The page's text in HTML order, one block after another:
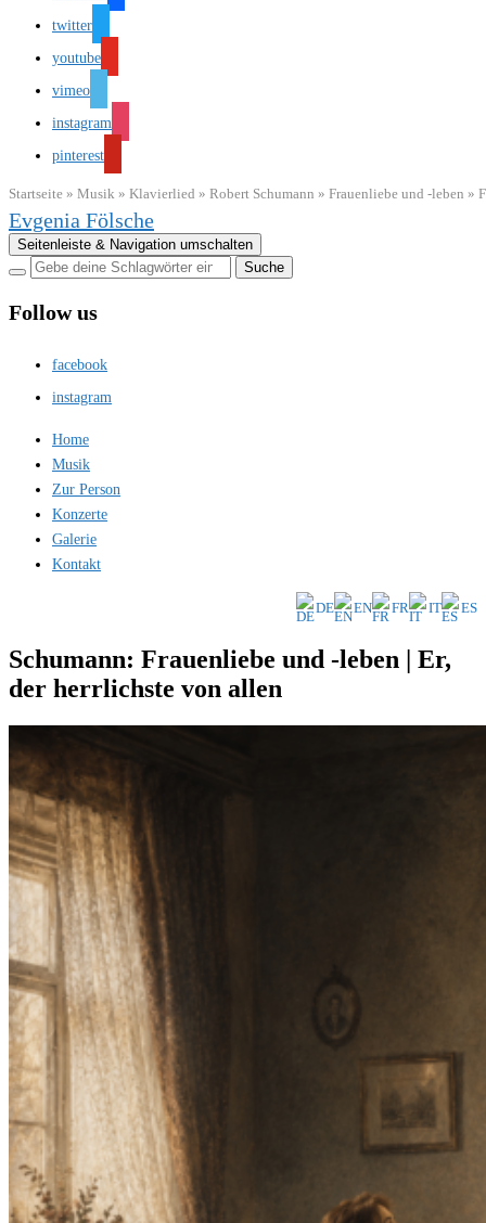
twitter
youtube
vimeo
instagram
pinterest
Startseite » Musik » Klavierlied » Robert Schumann » Frauenliebe und -leben »
Evgenia Fölsche
Seitenleiste & Navigation umschalten
Follow us
facebook
instagram
Home
Musik
Zur Person
Konzerte
Galerie
Kontakt
DE EN FR IT ES
Schumann: Frauenliebe und -leben | Er,
der herrlichste von allen